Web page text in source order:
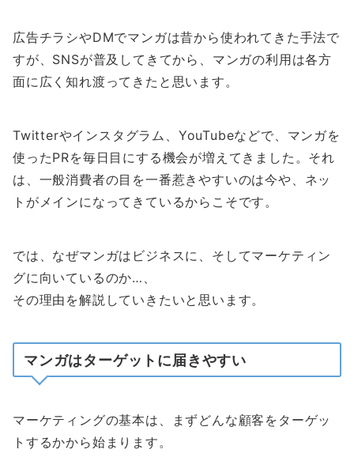
広告チラシやDMでマンガは昔から使われてきた手法で
すが、SNSが普及してきてから、マンガの利用は各方
面に広く知れ渡ってきたと思います。
Twitterやインスタグラム、YouTubeなどで、マンガを
使ったPRを毎日目にする機会が増えてきました。それ
は、一般消費者の目を一番惹きやすいのは今や、ネッ
トがメインになってきているからこそです。
では、なぜマンガはビジネスに、そしてマーケティン
グに向いているのか…、
その理由を解説していきたいと思います。
マンガはターゲットに届きやすい
マーケティングの基本は、まずどんな顧客をターゲッ
トするかから始まります。